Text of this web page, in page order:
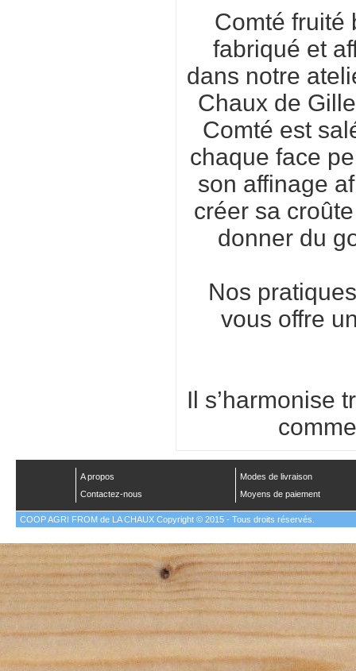
Comté fruité
fabriqué et
dans notre
Chaux de
Comté est
chaque face
son affinage
créer sa
donner du
Nos
vous offre
Il s’harmonise
A propos
Modes de livraison
Contactez-nous
Moyens de paiement
COOP AGRI FROM de LA CHAUX Copyright © 2015 - Tous droits réservés.